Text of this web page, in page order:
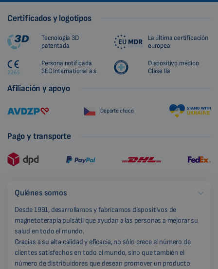
Certificados y logotipos
Tecnología 3D
patentada
La última certificación
europea
Persona notificada
3EC International a.s.
Dispositivo médico
Clase IIa
Afiliación y apoyo
Deporte checo
Pago y transporte
Quiénes somos
Desde 1991, desarrollamos y fabricamos dispositivos de
magnetoterapia pulsátil que ayudan a las personas a mejorar su
salud en todo el mundo.
Gracias a su alta calidad y eficacia, no sólo crece el número de
clientes satisfechos en todo el mundo, sino que también el
número de distribuidores que desean promover un producto